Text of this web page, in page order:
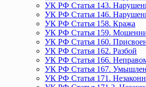
УК РФ Статья 143.
УК РФ Статья 146.
УК РФ Статья 158. Кража
УК РФ Статья 159.
УК РФ Статья 160.
УК РФ Статья 162. Разбой
УК РФ Статья 166.
УК РФ Статья 167.
УК РФ Статья 171.